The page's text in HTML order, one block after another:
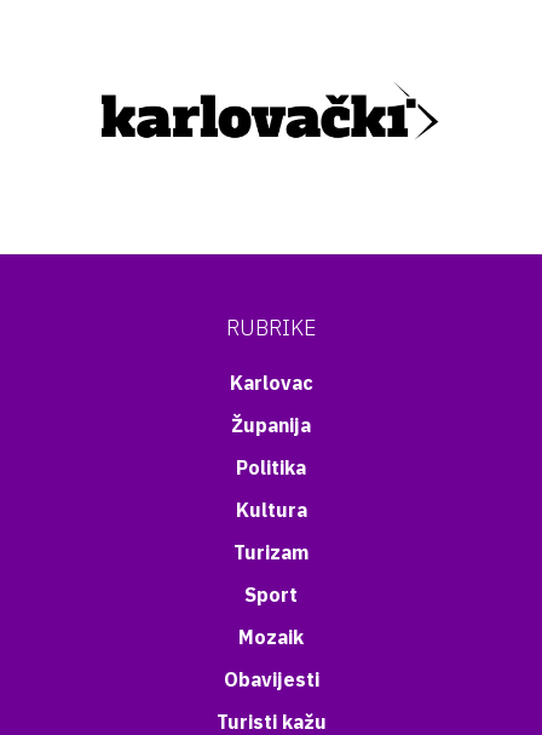
RUBRIKE
Karlovac
Županija
Politika
Kultura
Turizam
Sport
Mozaik
Obavijesti
Turisti kažu